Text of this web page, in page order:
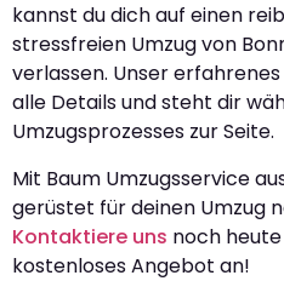
kannst du dich auf einen
stressfreien Umzug von
verlassen. Unser
alle Details und steht dir
Umzugsprozesses zur Seite.
Mit Baum Umzugsservice
gerüstet für deinen Umzug
Kontaktiere uns noch
kostenloses Angebot an!